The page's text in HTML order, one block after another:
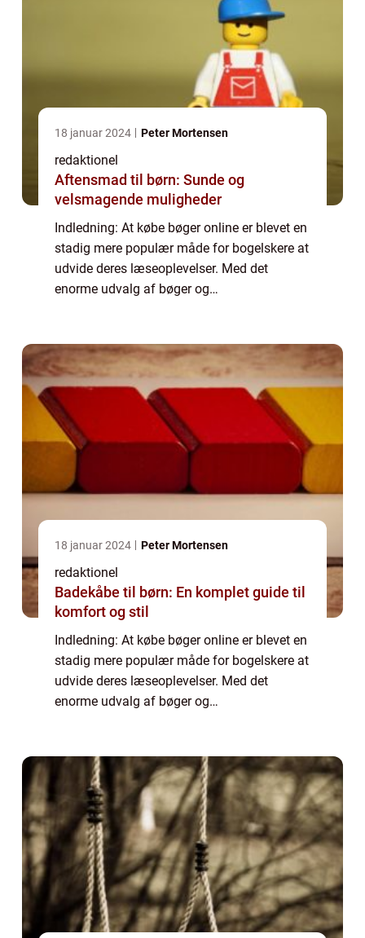
18 januar 2024 Peter Mortensen
redaktionel
Aftensmad til børn: Sunde og
velsmagende muligheder
Indledning: At købe bøger online er blevet en
stadig mere populær måde for bogelskere at
udvide deres læseoplevelser. Med det
enorme udvalg af bøger og
forstå, hvorfor flere...
18 januar 2024 Peter Mortensen
redaktionel
Badekåbe til børn: En komplet guide til
komfort og stil
Indledning: At købe bøger online er blevet en
stadig mere populær måde for bogelskere at
udvide deres læseoplevelser. Med det
enorme udvalg af bøger og
forstå, hvorfor flere...